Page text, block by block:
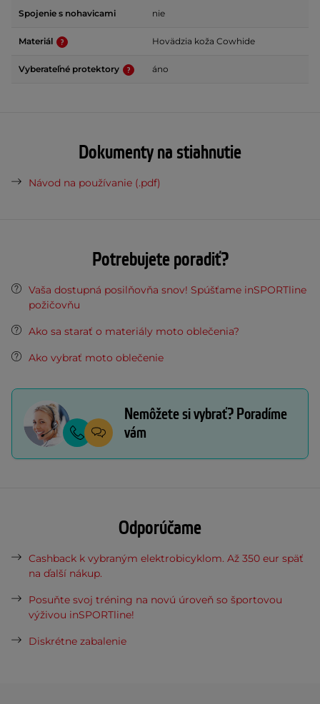
Spojenie s nohavicami nie
Materiál Hovädzia koža Cowhide
Vyberateľné protektory áno
Dokumenty na stiahnutie
Návod na používanie (.pdf)
Potrebujete poradiť?
Vaša dostupná posilňovňa snov! Spúšťame inSPORTline
požičovňu
Ako sa starať o materiály moto oblečenia?
Ako vybrať moto oblečenie
Nemôžete si vybrať? Poradíme
vám
Odporúčame
Cashback k vybraným elektrobicyklom. Až 350 eur späť
na ďalší nákup.
Posuňte svoj tréning na novú úroveň so športovou
výživou inSPORTline!
Diskrétne zabalenie